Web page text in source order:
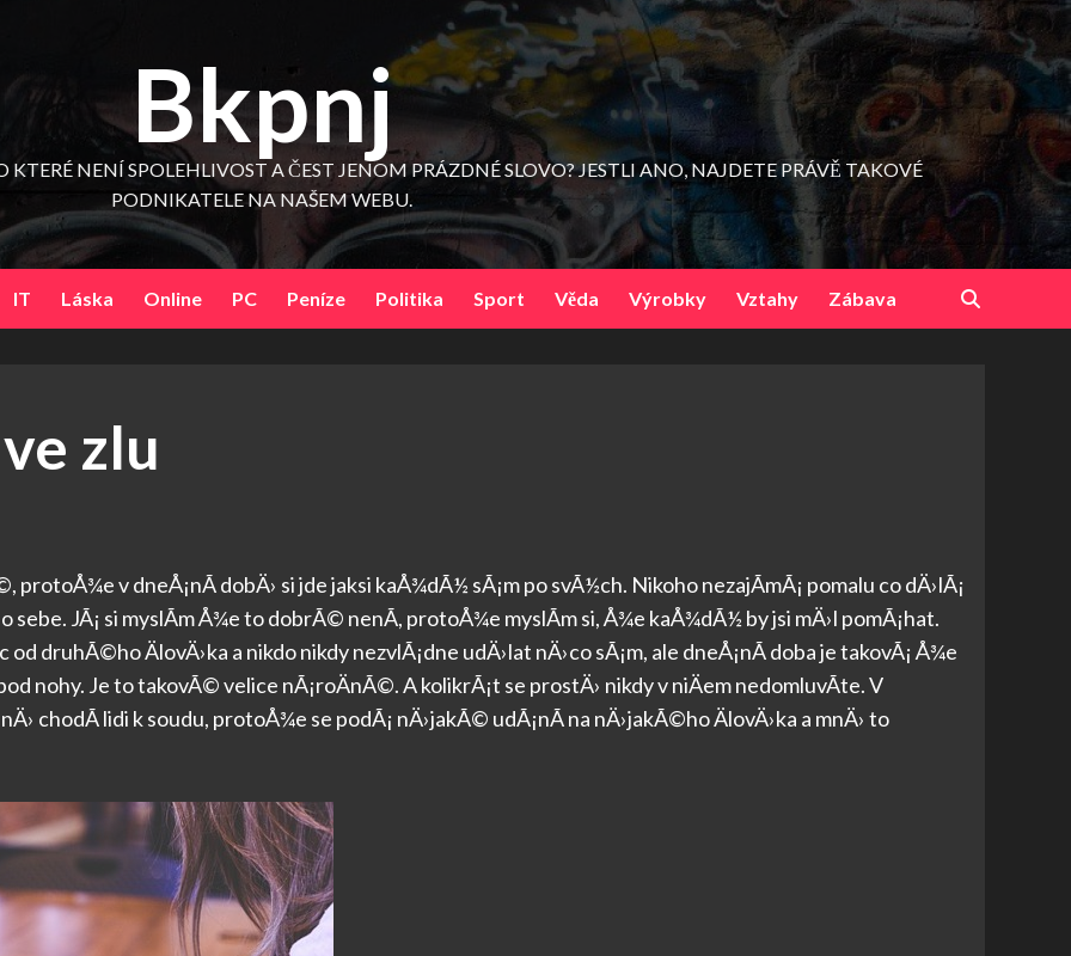
Bkpnj
NENÍ SPOLEHLIVOST A ČEST JENOM PRÁZDNÉ SLOVO? JESTLI ANO, NAJDETE PRÁVĚ TAKOVÉ
PODNIKATELE NA NAŠEM WEBU.
IT Láska Online PC Peníze Politika Sport Věda Výrobky Vztahy Zábava
zlu
protoÅ¾e v dneÅ¡nÃ­ dobÄ› si jde jaksi kaÅ¾dÃ½ sÃ¡m po svÃ½ch. Nikoho nezajÃ­mÃ¡ pomalu co dÄ›lÃ¡
sebe. JÃ¡ si myslÃ­m Å¾e to dobrÃ© nenÃ­, protoÅ¾e myslÃ­m si, Å¾e kaÅ¾dÃ½ by jsi mÄ›l pomÃ¡hat.
druhÃ©ho ÄlovÄ›ka a nikdo nikdy nezvlÃ¡dne udÄ›lat nÄ›co sÃ¡m, ale dneÅ¡nÃ­ doba je takovÃ¡ Å¾e
nohy. Je to takovÃ© velice nÃ¡roÄnÃ©. A kolikrÃ¡t se prostÄ› nikdy v niÄem nedomluvÃ­te. V
chodÃ­ lidi k soudu, protoÅ¾e se podÃ¡ nÄ›jakÃ© udÃ¡nÃ­ na nÄ›jakÃ©ho ÄlovÄ›ka a mnÄ› to